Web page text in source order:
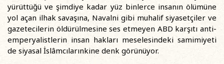
yürüttüğü ve şimdiye kadar yüz binlerce insanın ölümüne
yol açan ilhak savaşına, Navalni gibi muhalif siyasetçiler ve
gazetecilerin öldürülmesine ses etmeyen ABD karşıtı anti-
emperyalistlerin insan hakları meselesindeki samimiyeti
de siyasal İslâmcılarınkine denk görünüyor.